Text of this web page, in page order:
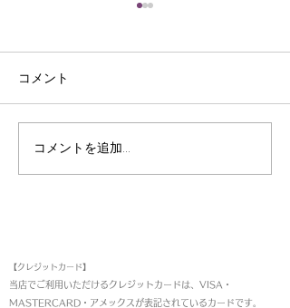
皮裁ち庖丁
コメント
コメントを追加…
【クレジットカード】
当店でご利用いただけるクレジットカードは、VISA・
MASTERCARD・アメックスが表記されているカードです。​